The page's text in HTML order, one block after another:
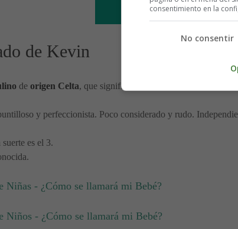
de Kevin
de origen Celta, que significa “hermoso nacimiento”.
y perfeccionista. Poco considerado y rudo.
es el 3.
Niñas - ¿Cómo se llamará mi Bebé?
Niños - ¿Cómo se llamará mi Bebé?
consentimiento en la
No consentir